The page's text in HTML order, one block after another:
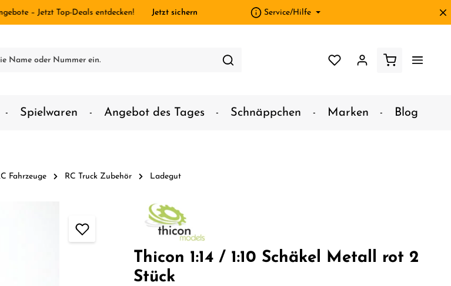
– Jetzt Top-Deals entdecken! Jetzt sichern Service/Hilfe
Spielwaren Angebot des Tages Schnäppchen Marken Blog
Fahrzeuge RC Truck Zubehör Ladegut
Thicon 1:14 / 1:10 Schäkel Metall rot 2
Stück